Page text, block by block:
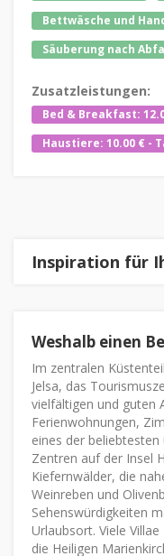
Bettwäsche und
Säuberung nach
Zusatzleistungen:
Bed & Breakfast:
Haustiere: 10.00 € -
Inspiration für
Weshalb einen
Im zentralen
Jelsa, das
vielfältigen und guten
Ferienwohnungen,
eines der
Zentren auf der Insel
Kiefernwälder, die
Weinreben und
Sehenswürdigkeiten
Urlaubsort. Viele
die Heiligen